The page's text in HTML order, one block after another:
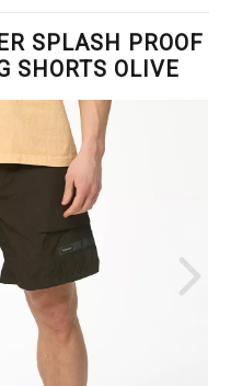
SPLASH PROOF
SHORTS OLIVE